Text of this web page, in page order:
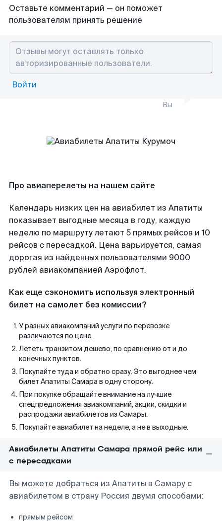
Оставьте комментарий — он поможет
пользователям принять решение
Войти
Вы
Про авиаперелеты на нашем сайте
Календарь низких цен на авиабилет из Апатиты
показывает выгодные месяца в году, каждую
неделю по маршруту летают 5 прямых рейсов и 10
рейсов с пересадкой. Цена варьируется, самая
дорогая из найденных пользователями 9000
рублей авиакомпанией Аэрофлот.
Как еще сэкономить используя электронный
билет на самолет без комиссии?
У разных авиакомпаний услуги по перевозке
различаются по цене.
Лететь транзитом дешево, по сравнению от и до
конечных пунктов.
Покупайте туда и обратно сразу. Это выгоднее чем
билет Апатиты Самара в одну сторону.
При покупке обращайте внимание на лучшие
спецпредложения авиакомпаний, акции, скидки и
распродажи авиабилетов из Самары.
Покупайте авиабилет на неделе, а не в выходные.
Авиабилеты Апатиты Самара прямой рейс или
с пересадками
Вы можете добраться из Апатиты в Самару с
авиабилетом в страну Россия двумя способами:
прямым рейсом